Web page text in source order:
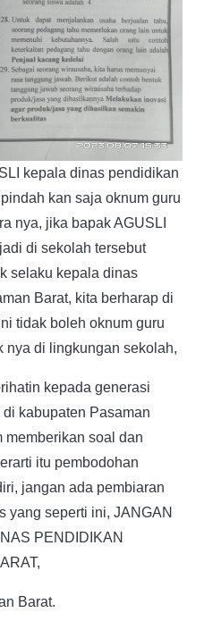
kepala dinas pendidikan
kan saja oknum guru
nya, jika bapak AGUSLI
di sekolah tersebut
selaku kepala dinas
Barat, kita berharap di
tidak boleh oknum guru
nya di lingkungan sekolah,
kepada generasi
kabupaten Pasaman
memberikan soal dan
itu pembodohan
jangan ada pembiaran
yang seperti ini, JANGAN
PENDIDIKAN
Barat.